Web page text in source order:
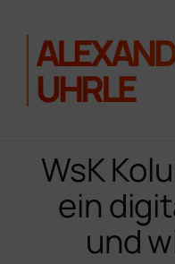
springen
UHRLE
WsK
ein
und